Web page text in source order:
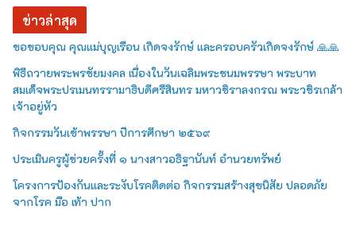
ข่าวล่าสุด
ขอขอบคุณ คุณแม่บุญเรือน เกิดจงรักษ์ และครอบครัวเกิดจงรักษ์ 🙏🙏
พิธีถวายพระพรชัยมงคล เนื่องในวันเฉลิมพระชนมพรรษา พระบาท
สมเด็จพระปรเมนทรรามาธิบดีศรีสินทร มหาวชิราลงกรณ พระวชิรเกล้า
เจ้าอยู่หัว
กิจกรรมวันเข้าพรรษา ปีการศึกษา ๒๕๖๙
ประเมินครูผู้ช่วยครั้งที่ ๑ นางสาวอธิฐานันท์ อำนวยทรัพย์
โครงการป้องกันและระงับโรคติดต่อ กิจกรรมสร้างสุขนิสัย ปลอดภัย
จากโรค มือ เท้า ปาก